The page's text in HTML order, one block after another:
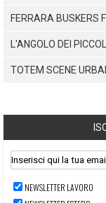
FERRARA BUSKERS
L'ANGOLO DEI
TOTEM SCENE
NEWSLETTER LAVORO